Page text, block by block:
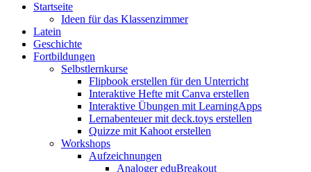
Startseite
Ideen für das Klassenzimmer
Latein
Geschichte
Fortbildungen
Selbstlernkurse
Flipbook erstellen für den Unterricht
Interaktive Hefte mit Canva erstellen
Interaktive Übungen mit LearningApps
Lernabenteuer mit deck.toys erstellen
Quizze mit Kahoot erstellen
Workshops
Aufzeichnungen
Analoger eduBreakout